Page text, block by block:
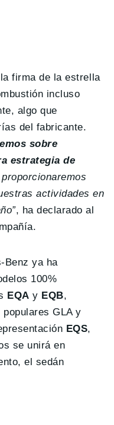
firma de la estrella
incluso
algo que
del fabricante.
sobre
estrategia de
actividades en
, ha declarado al
Benz ya ha
100%
EQA y EQB,
GLA y
EQS,
se unirá en
el sedán